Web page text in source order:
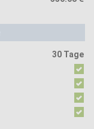
30 Tage